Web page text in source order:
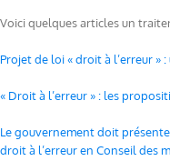
Voici quelques articles un
Projet de loi « droit à l’erreur »
« Droit à l’erreur » : les
Le gouvernement doit
droit à l’erreur en Conseil des